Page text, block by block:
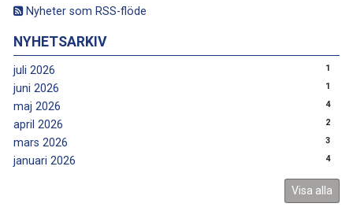
Nyheter som RSS-flöde
NYHETSARKIV
juli 2026 1
juni 2026 1
maj 2026 4
april 2026 2
mars 2026 3
januari 2026 4
Visa alla